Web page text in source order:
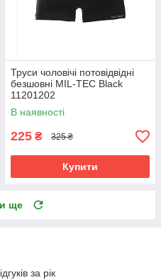
Труси чоловічі потовідвідні
безшовні MIL-TEC Black
11201202
В наявності
225 ₴ 325 ₴
Купити
ще
за рік